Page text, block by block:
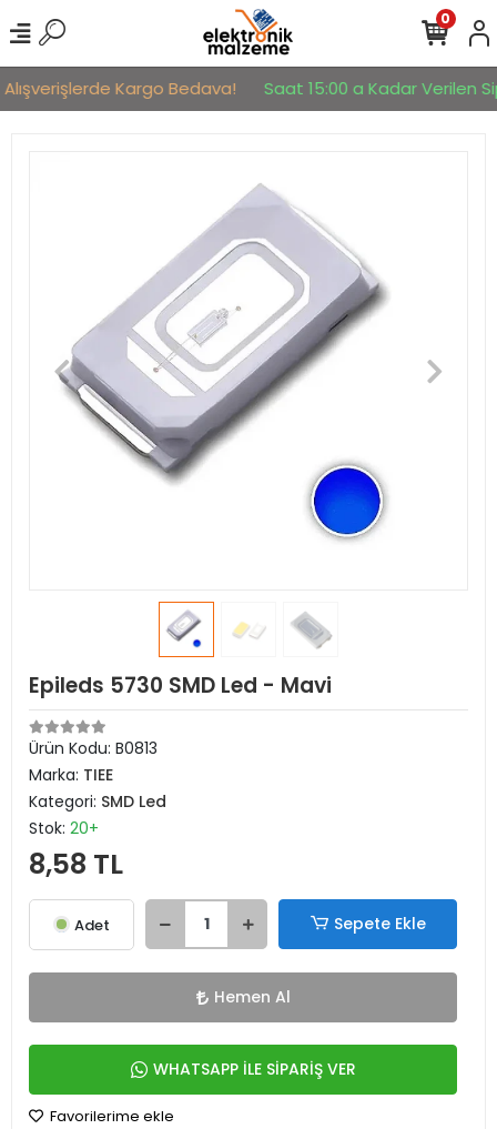
Kargo Bedava! Saat 15:00 a Kadar Verilen
0
Epileds 5730 SMD Led - Mavi
Ürün Kodu: B0813
Marka: TIEE
Kategori: SMD Led
Stok: 20+
8,58 TL
Adet Sepete Ekle
Hemen Al
WHATSAPP İLE SİPARİŞ VER
Favorilerime ekle